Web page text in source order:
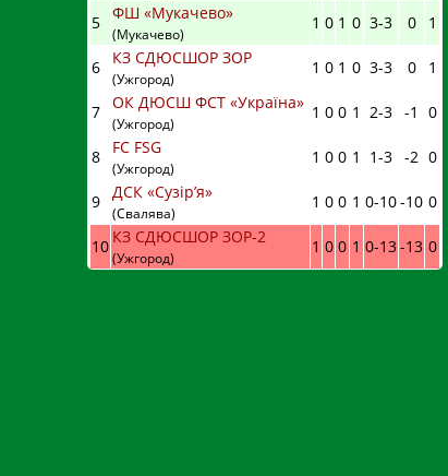
5 ФШ «Мукачево»
(Мукачево)
1 0 1 0 3-3 0 1
6 КЗ СДЮСШОР ЗОР
(Ужгород)
1 0 1 0 3-3 0 1
7 ОК ДЮСШ ФСТ «Україна»
(Ужгород)
1 0 0 1 2-3 -1 0
8 FC FSG
(Ужгород)
1 0 0 1 1-3 -2 0
9 ДСК «Сузір’я»
(Свалява)
1 0 0 1 0-10-10 0
10 КЗ СДЮСШОР ЗОР-2
(Ужгород)
1 0 0 1 0-13-13 0